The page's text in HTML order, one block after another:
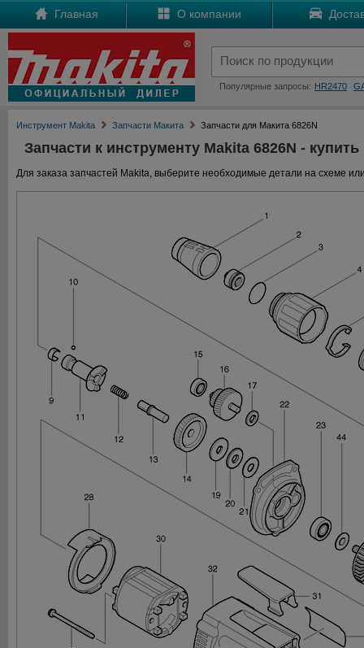
Главная О компании
Популярные запросы: HR2470
Инструмент Makita Запчасти Макита Запчасти для Макита 6826N
Запчасти к инструменту Makita 6826N -
Для заказа запчастей Makita, выберите необходимые детали на схеме